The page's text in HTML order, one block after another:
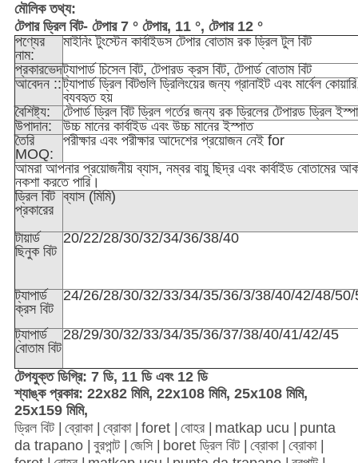
মৌলিক তথ্য:
টেপার ড্রিল বিট- টেপার 7 ° টেপার, 11 °, টেপার 12 °
পণ্যের
নাম:
মাইনিং টুংস্টেন কার্বাইডস টেপার বোতাম রক ড্রিল টুল বিট
প্রকারভেদট্যাপার্ড চিসেল বিট, টেপারড ক্রস বিট, টেপার্ড বোতাম বিট
আবেদন ::ট্যাপার্ড ড্রিল বিটগুলি ড্রিলিংয়ের জন্য গ্রানাইট এবং মার্বেল
ব্যবহৃত হয়
বৈশিষ্ট্য:
টেপার্ড ড্রিল বিট ড্রিল গর্তের জন্য রক ড্রিলের টেপারড ড্রিল
উপাদান:
উচ্চ মানের কার্বাইড এবং উচ্চ মানের ইস্পাত
তৈরি
MOQ:
পরীক্ষার এবং পরীক্ষার আদেশের প্রয়োজন নেই for
আমরা আপনার প্রয়োজনীয় ব্যাস, নম্বর বায়ু ছিদ্র এবং কার্বাইড বোতামের
নকশা করতে পারি।
ড্রিল বিট
প্রকারের
ব্যাস (মিমি)
টায়ার্ড
ছিনুক বিট
20/22/28/30/32/34/36/38/40
ট্যাপার্ড
ক্রস বিট
24/26/28/30/32/33/34/35/36/3/38/40/42/48/50/
ট্যাপার্ড
বোতাম বিট
28/29/30/32/33/34/35/36/37/38/40/41/42/45
টেপযুক্ত ডিগ্রি: 7 ডি, 11 ডি এবং 12 ডি
শ্যাঙ্ক প্রকার: 22x82 মিমি, 22x108 মিমি, 25x108 মিমি,
25x159 মিমি,
ড্রিল বিট | ব্রোকা | ব্রোকা | foret | বোহর | matkap ucu |
punta
da trapano |
বুরপান্ট | জেসি | boret ড্রিল বিট | ব্রোকা | ব্রোকা |